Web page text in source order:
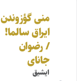
منی گؤزوندن
ایراق سالما!
/ رضوان
جانای
ایشیق